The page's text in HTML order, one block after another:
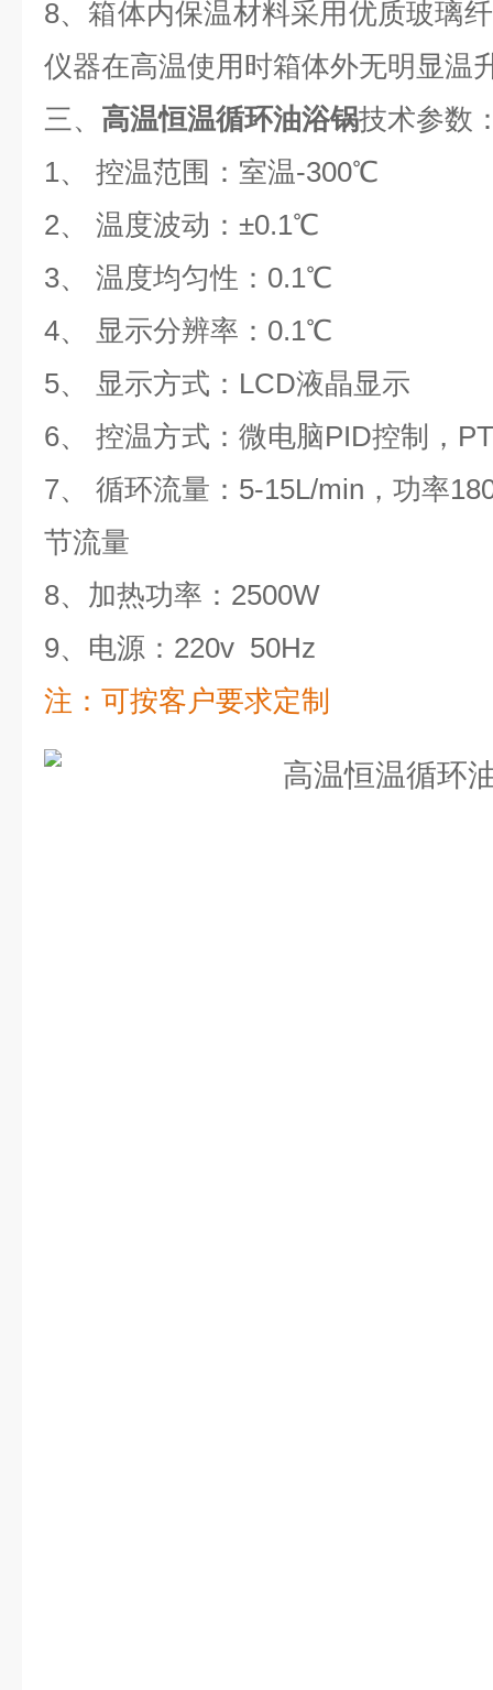
8、箱体内保温材料采用优质玻璃
仪器在高温使用时箱体外无明显温
三、 高温恒温循环油浴锅技术参数
1、 控温范围：室温-300℃
2、 温度波动：±0.1℃
3、 温度均匀性：0.1℃
4、 显示分辨率：0.1℃
5、 显示方式：LCD液晶显示
6、 控温方式：微电脑PID控制，
7、 循环流量：5-15L/min，功率
节流量
8、加热功率：2500W
9、电源：220v 50Hz
注：可按客户要求定制